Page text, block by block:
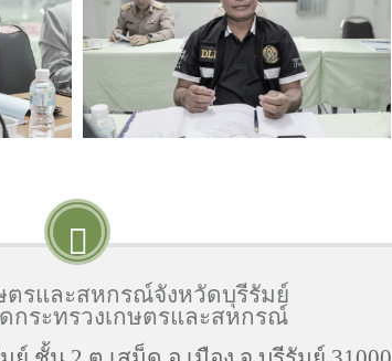
ตรและสหกรณ์จังหวัดบุรีรัมย์
กระทรวงเกษตรและสหกรณ์